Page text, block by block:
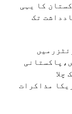
کا یہی
تک
چلا
مذاکرات